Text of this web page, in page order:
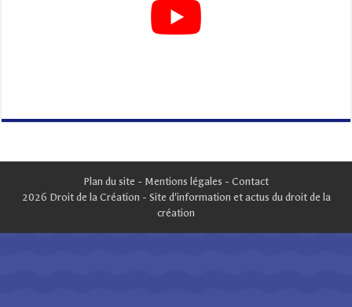
Plan du site - Mentions légales - Contact
2026 Droit de la Création - Site d'information et actus du droit de la
création